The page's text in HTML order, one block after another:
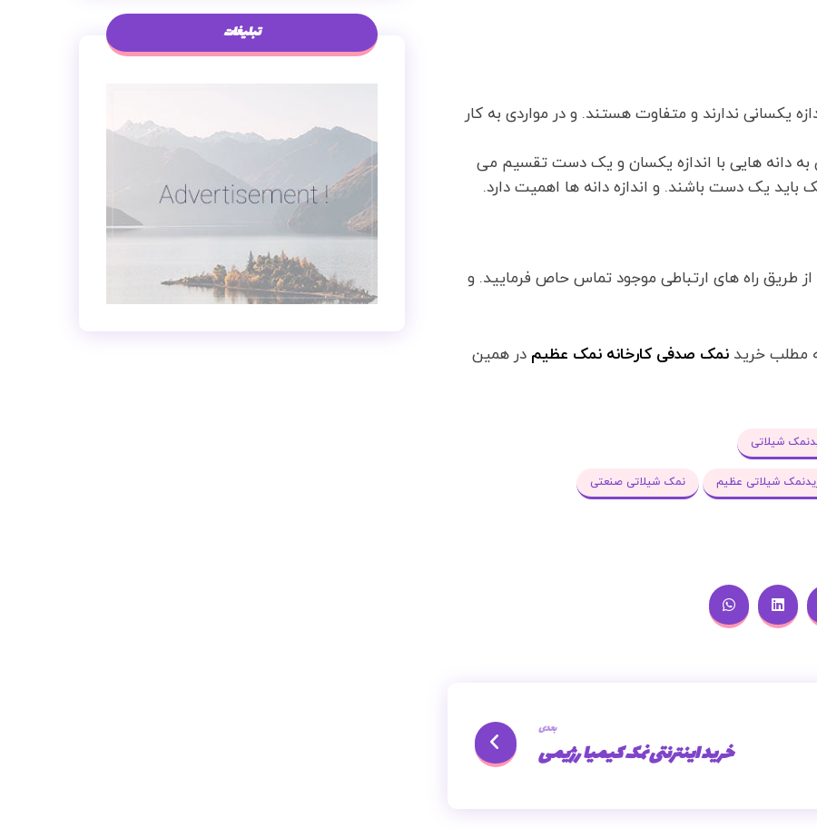
یکسانی ندارند و متفاوت هستند. و در مواردی به کار
دانه هایی با اندازه یکسان و یک دست تقسیم می
یک دست باشند. و اندازه دانه ها اهمیت دارد.
طریق راه های ارتباطی موجود تماس حاص فرمایید. و
مطلب خرید نمک صدفی کارخانه نمک عظیم در همین
شیلاتی
شیلاتی عظیم نمک شیلاتی صنعتی
بعدی
خرید اینترنتی نمک کیمیا رژیمی
تبلیغات